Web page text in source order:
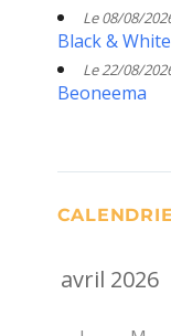
Le 08/08/
Black &
Le 22/08/
Beoneema